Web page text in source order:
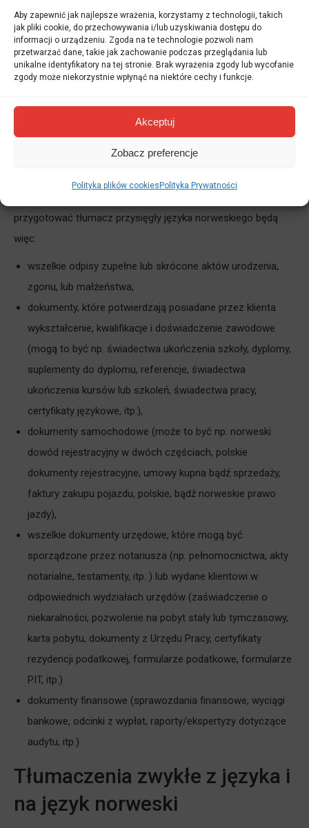
Aby zapewnić jak najlepsze wrażenia, korzystamy z technologii, takich
jak pliki cookie, do przechowywania i/lub uzyskiwania dostępu do
informacji o urządzeniu. Zgoda na te technologie pozwoli nam
przetwarzać dane, takie jak zachowanie podczas przeglądania lub
unikalne identyfikatory na tej stronie. Brak wyrażenia zgody lub wycofanie
zgody może niekorzystnie wpłynąć na niektóre cechy i funkcje.
Akceptuj
Zobacz preferencje
Polityka plików cookies Polityka Prywatności
być potrzebny?
Po usługi świadczone przez tłumacza przysięgłego języka
norweskiego klienci sięgają najczęściej w przypadku
poświadczone z języka norweskiego lub na język norweski
będzie wymagane, gdy tłumaczenie dokumentu musi być
przygotować tłumacz przysięgły języka norweskiego będą
więc:
wszelkie odpisy zupełne lub skrócone aktów urodzenia,
zgonu, lub małżeństwa,
dokumenty, które potwierdzają posiadane przez klienta
wykształcenie, kwalifikacje i doświadczenie zawodowe
(mogą to być np. świadectwa ukończenia szkoły, dyplomy,
suplementy do dyplomu, referencje, świadectwa
ukończenia kursów lub szkoleń, świadectwa pracy,
certyfikaty językowe, itp.),
dokumenty samochodowe (może to być np. norweski
dowód rejestracyjny w dwóch częściach, polskie
dokumenty rejestracyjne, umowy kupna bądź sprzedaży,
faktury zakupu pojazdu, polskie, bądź norweskie prawo
jazdy),
wszelkie dokumenty urzędowe, które mogą być
sporządzone przez notariusza (np. pełnomocnictwa, akty
notarialne, testamenty, itp. ) lub wydane klientowi w
odpowiednich wydziałach urzędów (zaświadczenie o
niekaralności, pozwolenie na pobyt stały lub tymczasowy,
karta pobytu, dokumenty z Urzędu Pracy, certyfikaty
rezydencji podatkowej, formularze podatkowe, formularze
PIT, itp.)
dokumenty finansowe (sprawozdania finansowe, wyciągi
bankowe, odcinki z wypłat, raporty/ekspertyzy dotyczące
audytu, itp.)
Tłumaczenia zwykłe z języka i
na język norweski